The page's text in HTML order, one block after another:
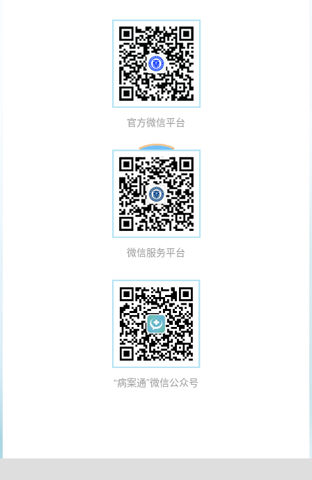
官方微信平台
微信服务平台
“病案通”微信公众号